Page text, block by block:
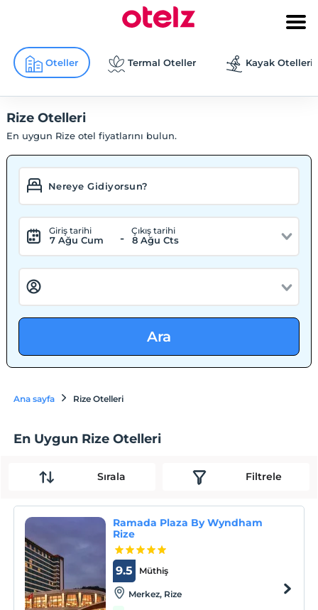
Oteller Termal Oteller Kayak Otelleri
Rize Otelleri
En uygun Rize otel fiyatlarını bulun.
Giriş tarihi
7 Ağu Cum -
Çıkış tarihi
8 Ağu Cts
Ara
Ana sayfa Rize Otelleri
En Uygun Rize Otelleri
Sırala Filtrele
Ramada Plaza By Wyndham
Rize
Müthiş
9.5
Merkez, Rize